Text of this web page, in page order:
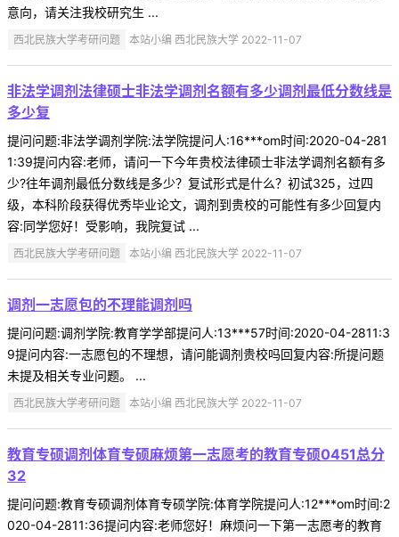
意向，请关注我校研究生 ...
西北民族大学考研问题 本站小编 西北民族大学 2022-11-07
非法学调剂法律硕士非法学调剂名额有多少调剂最低分数线是
多少复
提问问题:非法学调剂学院:法学院提问人:16***om时间:2020-04-281
1:39提问内容:老师，请问一下今年贵校法律硕士非法学调剂名额有多
少?往年调剂最低分数线是多少？复试形式是什么？初试325，过四
级，本科阶段获得优秀毕业论文，调剂到贵校的可能性有多少回复内
容:同学您好！受影响，我院复试 ...
西北民族大学考研问题 本站小编 西北民族大学 2022-11-07
调剂一志愿包的不理能调剂吗
提问问题:调剂学院:教育学学部提问人:13***57时间:2020-04-2811:3
9提问内容:一志愿包的不理想，请问能调剂贵校吗回复内容:所提问题
未提及相关专业问题。 ...
西北民族大学考研问题 本站小编 西北民族大学 2022-11-07
教育专硕调剂体育专硕麻烦第一志愿考的教育专硕0451总分
32
提问问题:教育专硕调剂体育专硕学院:体育学院提问人:12***om时间:2
020-04-2811:36提问内容:老师您好！麻烦问一下第一志愿考的教育